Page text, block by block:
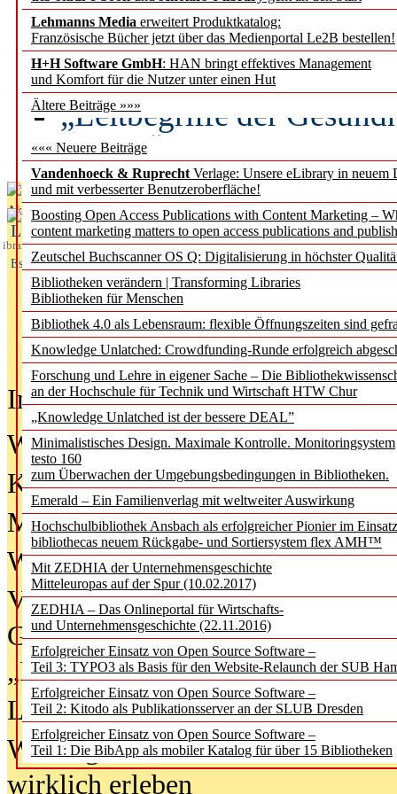
Lehmanns Media erweitert Produktkatalog:
Französische Bücher jetzt über das Medienportal Le2B bestellen!
H+H Software GmbH: HAN bringt effektives Management
und Komfort für die Nutzer unter einen Hut
Ältere Beiträge »»»
««« Neuere Beiträge
Vandenhoeck & Ruprecht Verlage: Unsere eLibrary in neuem
und mit verbesserter Benutzeroberfläche!
Boosting Open Access Publications with Content Marketing –
content marketing matters to open access publications and
Zeutschel Buchscanner OS Q: Digitalisierung in höchster
Bibliotheken verändern | Transforming Libraries
Bibliotheken für Menschen
Bibliothek 4.0 als Lebensraum: flexible Öffnungszeiten sind
Knowledge Unlatched: Crowdfunding-Runde erfolgreich
Forschung und Lehre in eigener Sache – Die
an der Hochschule für Technik und Wirtschaft HTW Chur
„Knowledge Unlatched ist der bessere DEAL”
Minimalistisches Design. Maximale Kontrolle. Monitoringsystem
testo 160
zum Überwachen der Umgebungsbedingungen in Bibliotheken.
Emerald – Ein Familienverlag mit weltweiter Auswirkung
Hochschulbibliothek Ansbach als erfolgreicher Pionier im
bibliothecas neuem Rückgabe- und Sortiersystem flex AMH™
Mit ZEDHIA der Unternehmensgeschichte
Mitteleuropas auf der Spur (10.02.2017)
ZEDHIA – Das Onlineportal für Wirtschafts-
und Unternehmensgeschichte (22.11.2016)
Erfolgreicher Einsatz von Open Source Software –
Teil 3: TYPO3 als Basis für den Website-Relaunch der SUB
Erfolgreicher Einsatz von Open Source Software –
Teil 2: Kitodo als Publikationsserver an der SLUB Dresden
Erfolgreicher Einsatz von Open Source Software –
Teil 1: Die BibApp als mobiler Katalog für über 15 Bibliotheken
Künstliche Intelligenz
besser zu verstehen
„Leitbegriffe der
des BIÖG erscheinen
Aktuelles aus
L
ibrary
Essentials
In der Ausgabe06/2026(August
Was Hochschul­bibliotheken von
Kinder in der digitalen Welt
Metadaten als Infrastruktur
Wenn Bots katalogisieren
Von Abschlusskleidern bis
Geisterjagd-Ausrüstung in der
„Library of Things“ unterwegs
Lesen als Infrastrukturaufgabe
Wie Jugendliche Social Media
wirklich erleben